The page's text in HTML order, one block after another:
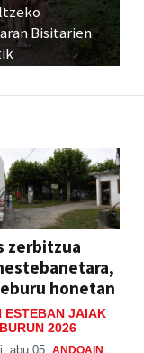
Bisitarien
zerbitzua
honetan
ESTEBAN JAIAK
2026
abu 05 ANDOAIN